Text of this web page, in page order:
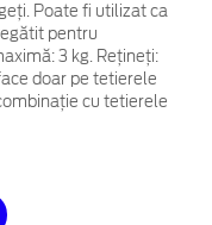
Poate fi utilizat ca
pentru
3 kg. Rețineți:
doar pe tetierele
cu tetierele